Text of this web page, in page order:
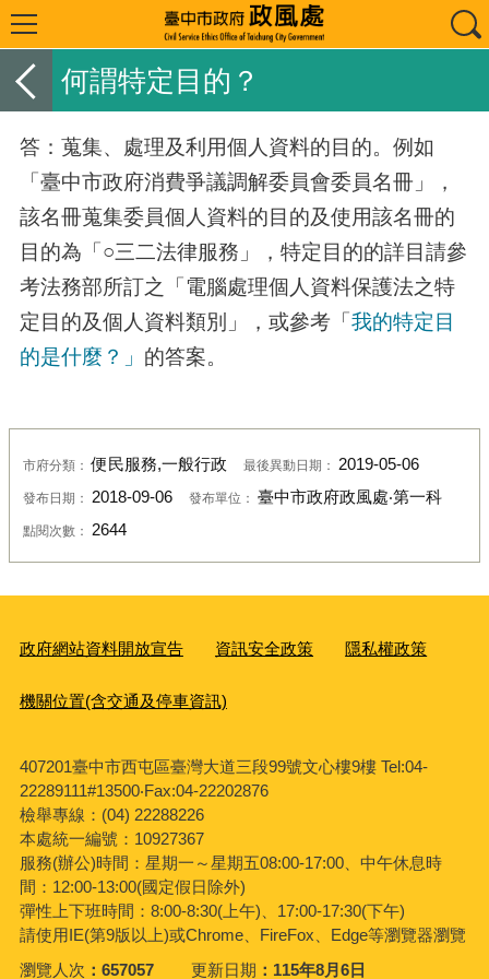
何謂特定目的？
答：蒐集、處理及利用個人資料的目的。例如
「臺中市政府消費爭議調解委員會委員名冊」，
該名冊蒐集委員個人資料的目的及使用該名冊的
目的為「○三二法律服務」，特定目的的詳目請參
考法務部所訂之「電腦處理個人資料保護法之特
定目的及個人資料類別」，或參考「我的特定目
的是什麼？」 的答案。
市府分類：便民服務,一般行政 最後異動日期： 2019-05-06
發布日期： 2018-09-06 發布單位： 臺中市政府政風處‧第一科
點閱次數： 2644
政府網站資料開放宣告 資訊安全政策 隱私權政策
機關位置(含交通及停車資訊)
407201臺中市西屯區臺灣大道三段99號文心樓9樓 Tel:04-
22289111#13500‧Fax:04-22202876
檢舉專線：(04) 22288226
本處統一編號：10927367
服務(辦公)時間：星期一～星期五08:00-17:00、中午休息時
間：12:00-13:00(國定假日除外)
彈性上下班時間：8:00-8:30(上午)、17:00-17:30(下午)
請使用IE(第9版以上)或Chrome、FireFox、Edge等瀏覽器瀏覽
瀏覽人次
657057 更新日期 115年8月6日